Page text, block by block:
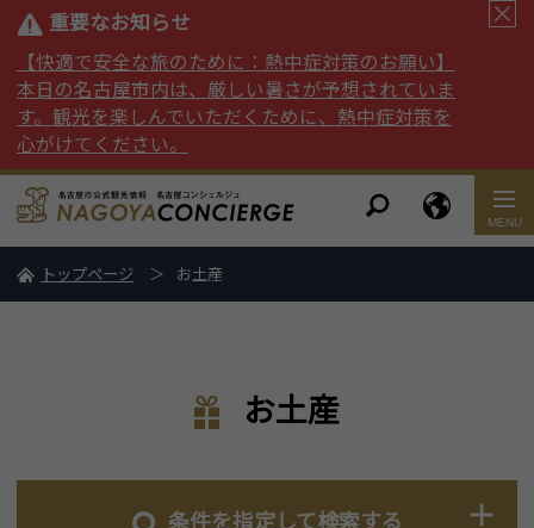
重要なお知らせ
【快適で安全な旅のために：熱中症対策のお願い】
本日の名古屋市内は、厳しい暑さが予想されていま
す。観光を楽しんでいただくために、熱中症対策を
心がけてください。
トップページ お土産
お土産
条件を指定して検索する